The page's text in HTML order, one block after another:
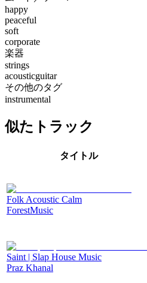
happy
peaceful
soft
corporate
楽器
strings
acousticguitar
その他のタグ
instrumental
似たトラック
タイトル
Folk Acoustic Calm
ForestMusic
Saint | Slap House Music
Praz Khanal